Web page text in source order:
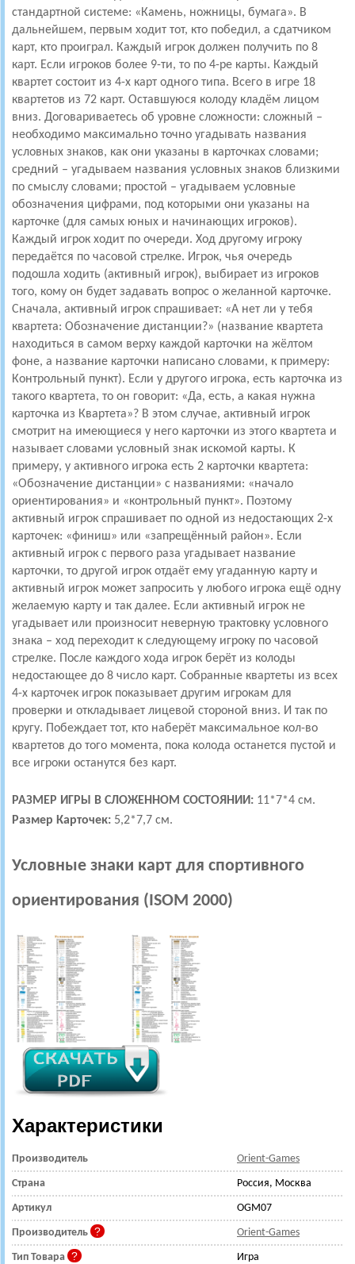
стандартной системе: «Камень, ножницы, бумага». В
дальнейшем, первым ходит тот, кто победил, а сдатчиком
карт, кто проиграл. Каждый игрок должен получить по 8
карт. Если игроков более 9-ти, то по 4-ре карты. Каждый
квартет состоит из 4-х карт одного типа. Всего в игре 18
квартетов из 72 карт. Оставшуюся колоду кладём лицом
вниз. Договариваетесь об уровне сложности: сложный –
необходимо максимально точно угадывать названия
условных знаков, как они указаны в карточках словами;
средний – угадываем названия условных знаков близкими
по смыслу словами; простой – угадываем условные
обозначения цифрами, под которыми они указаны на
карточке (для самых юных и начинающих игроков).
Каждый игрок ходит по очереди. Ход другому игроку
передаётся по часовой стрелке. Игрок, чья очередь
подошла ходить (активный игрок), выбирает из игроков
того, кому он будет задавать вопрос о желанной карточке.
Сначала, активный игрок спрашивает: «А нет ли у тебя
квартета: Обозначение дистанции?» (название квартета
находиться в самом верху каждой карточки на жёлтом
фоне, а название карточки написано словами, к примеру:
Контрольный пункт). Если у другого игрока, есть карточка из
такого квартета, то он говорит: «Да, есть, а какая нужна
карточка из Квартета»? В этом случае, активный игрок
смотрит на имеющиеся у него карточки из этого квартета и
называет словами условный знак искомой карты. К
примеру, у активного игрока есть 2 карточки квартета:
«Обозначение дистанции» с названиями: «начало
ориентирования» и «контрольный пункт». Поэтому
активный игрок спрашивает по одной из недостающих 2-х
карточек: «финиш» или «запрещённый район». Если
активный игрок с первого раза угадывает название
карточки, то другой игрок отдаёт ему угаданную карту и
активный игрок может запросить у любого игрока ещё одну
желаемую карту и так далее. Если активный игрок не
угадывает или произносит неверную трактовку условного
знака – ход переходит к следующему игроку по часовой
стрелке. После каждого хода игрок берёт из колоды
недостающее до 8 число карт. Собранные квартеты из всех
4-х карточек игрок показывает другим игрокам для
проверки и откладывает лицевой стороной вниз. И так по
кругу. Побеждает тот, кто наберёт максимальное кол-во
квартетов до того момента, пока колода останется пустой и
все игроки останутся без карт.
РАЗМЕР ИГРЫ В СЛОЖЕННОМ СОСТОЯНИИ: 11*7*4 см.
Размер Карточек: 5,2*7,7 см.
Условные знаки карт для спортивного
ориентирования (ISOM 2000)
Характеристики
Производитель Orient-Games
Страна Россия, Москва
Артикул OGM07
Производитель Orient-Games
Тип Товара Игра